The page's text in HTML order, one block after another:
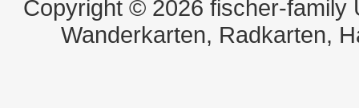
Copyright © 2026 fischer-family
Wanderkarten, Radkarten,